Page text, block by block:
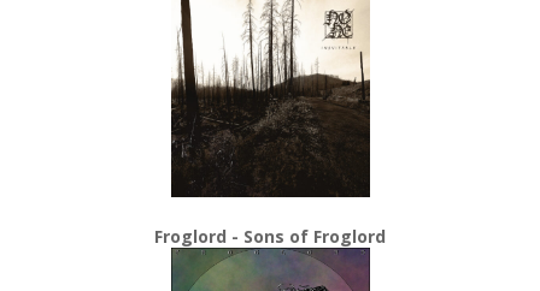
Froglord - Sons of Froglord